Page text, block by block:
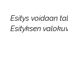
Esitys voidaan
Esityksen